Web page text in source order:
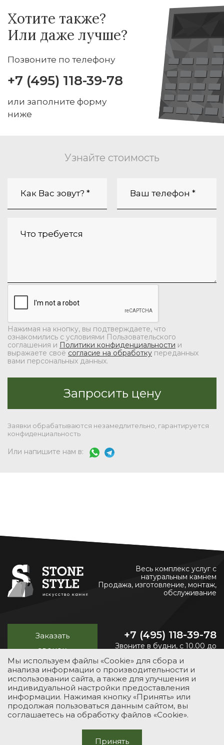
Хотите также?
Или даже лучше?
Позвоните по телефону
+7 (495) 118-39-78
или заполните форму
ниже
Узнайте стоимость
Нажимая на кнопку, вы подтверждаете, что
ознакомились с условиями Пользовательского
соглашения и Политики конфиденциальности и
выражаете своё согласие на обработкупереданных
вами персональных данных.
Заявки обрабатываются незамедлительно, гарантируется
конфиденциальность
Или напишите нам в:
Весь комплекс услуг с
натуральным камнем
Продажа, изготовление, монтаж,
обслуживание
Заказать
звонок
+7 (495) 118-39-78
Звоните в будни, с 10.00 до
УСЛУГИ КАТАЛОГ ПОРТФОЛИО
О КОМПАНИИ
КОНТАКТЫ
© 2012-2026 Stone-Style
Мы используем файлы «Cookie» для сбора и
анализа информации о производительности и
использовании сайта, а также для улучшения и
индивидуальной настройки предоставления
информации. Нажимая кнопку «Принять» или
продолжая пользоваться данным сайтом, вы
соглашаетесь на обработку файлов «Cookie».
Принять